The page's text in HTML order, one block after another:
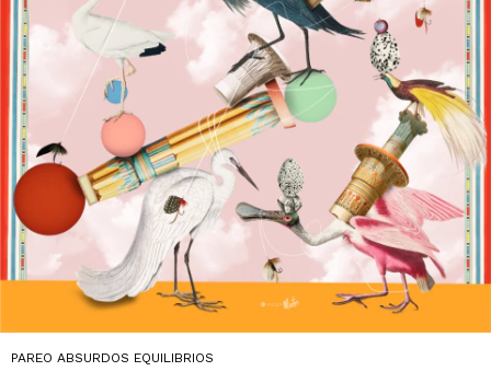
PAREO ABSURDOS EQUILIBRIOS